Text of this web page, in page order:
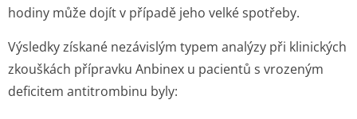
hodiny může dojít v případě jeho velké spotřeby.
Výsledky získané nezávislým typem analýzy při klinických
zkouškách přípravku Anbinex u pacientů s vrozeným
deficitem antitrombinu byly: